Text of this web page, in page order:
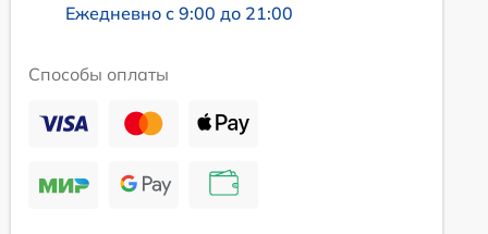
Ежедневно с 9:00 до 21:00
Способы оплаты